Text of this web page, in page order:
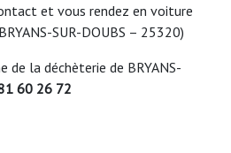
et vous rendez en voiture
SUR-DOUBS – 25320)
de la déchèterie de BRYANS-
60 26 72